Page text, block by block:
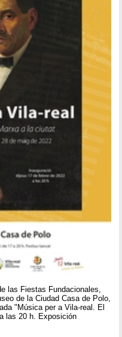
las Fiestas Fundacionales,
de la Ciudad Casa de Polo,
"Música per a Vila-real. El
las 20 h. Exposición